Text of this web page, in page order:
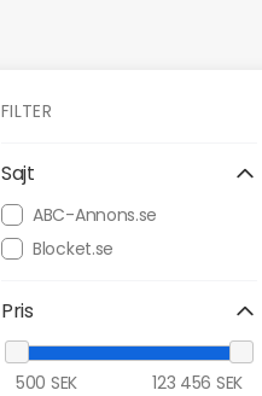
FILTER
Sajt
ABC-Annons.se
Blocket.se
Pris
500 SEK 123 456 SEK